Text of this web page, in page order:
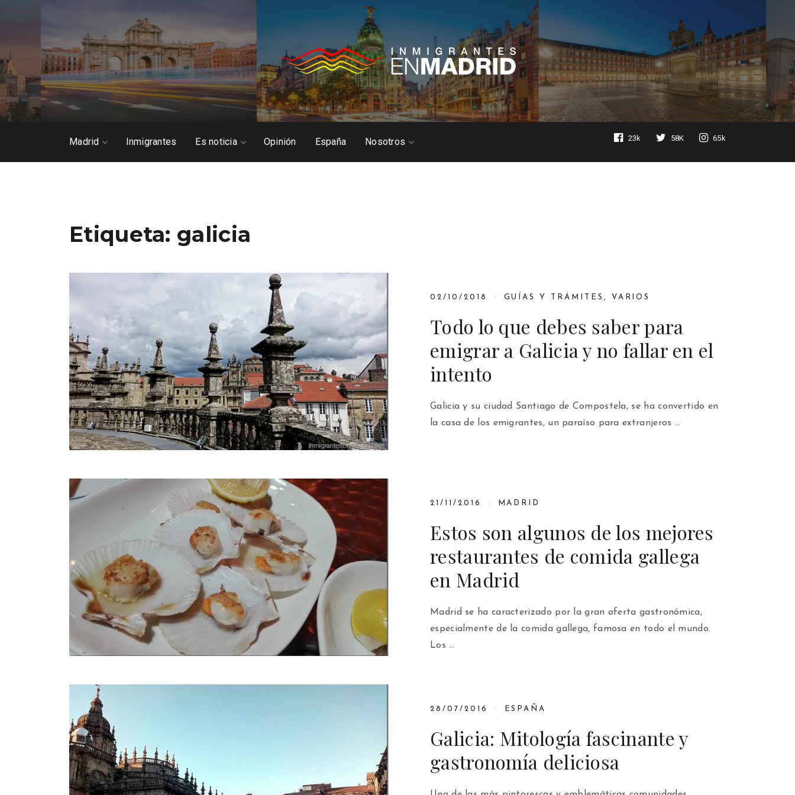
Madrid Inmigrantes Es noticia Opinión España Nosotros 23k 58K 65k
Etiqueta: galicia
02/10/2018 GUÍAS Y TRÁMITES , VARIOS
Todo lo que debes saber para
emigrar a Galicia y no fallar en el
intento
Galicia y su ciudad Santiago de Compostela, se ha convertido en
la casa de los emigrantes, un paraíso para extranjeros …
21/11/2016 MADRID
Estos son algunos de los mejores
restaurantes de comida gallega
en Madrid
Madrid se ha caracterizado por la gran oferta gastronómica,
especialmente de la comida gallega, famosa en todo el mundo.
Los …
28/07/2016 ESPAÑA
Galicia: Mitología fascinante y
gastronomía deliciosa